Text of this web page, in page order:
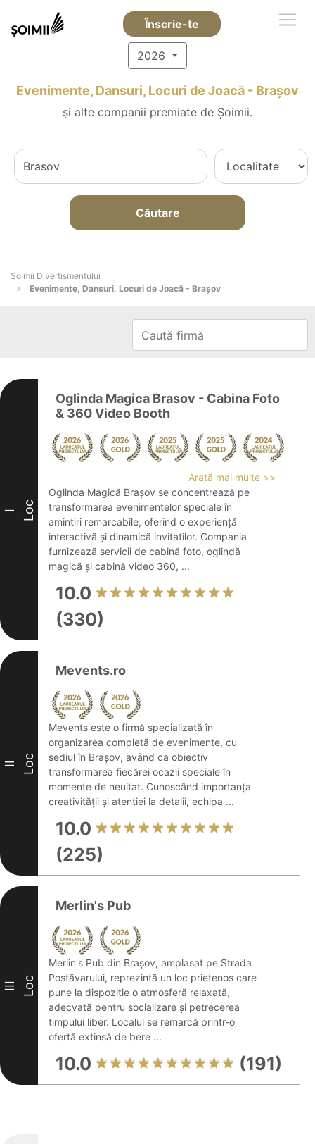
Înscrie-te
2026
Evenimente, Dansuri, Locuri de Joacă - Braşov
și alte companii premiate de Șoimii.
Căutare
Şoimii Divertismentului
Evenimente, Dansuri, Locuri de Joacă - Braşov
I Loc
Oglinda Magica Brasov - Cabina Foto
& 360 Video Booth
Arată mai multe >>
Oglinda Magică Brașov se concentrează pe
transformarea evenimentelor speciale în
amintiri remarcabile, oferind o experiență
interactivă și dinamică invitatilor. Compania
furnizează servicii de cabină foto, oglindă
magică și cabină video 360, ...
10.0
(330)
II Loc
Mevents.ro
Mevents este o firmă specializată în
organizarea completă de evenimente, cu
sediul în Brașov, având ca obiectiv
transformarea fiecărei ocazii speciale în
momente de neuitat. Cunoscând importanța
creativității și atenției la detalii, echipa ...
10.0
(225)
III Loc
Merlin's Pub
Merlin's Pub din Brașov, amplasat pe Strada
Postăvarului, reprezintă un loc prietenos care
pune la dispoziție o atmosferă relaxată,
adecvată pentru socializare și petrecerea
timpului liber. Localul se remarcă printr-o
ofertă extinsă de bere ...
10.0 (191)